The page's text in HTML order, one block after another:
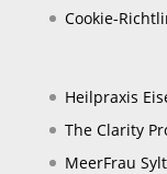
Cookie-
Heilpraxis
The Clarity
MeerFrau Sylt